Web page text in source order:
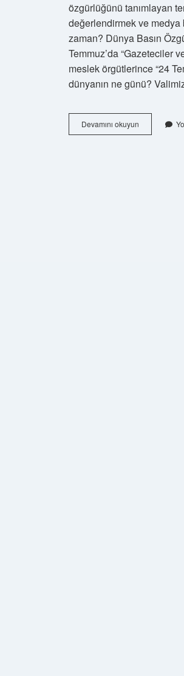
özgürlüğünü tanımlayan
değerlendirmek ve medya
zaman? Dünya Basın
Temmuz’da “Gazeteciler
meslek örgütlerince “24
dünyanın ne günü?
Devamını okuyun
Basın